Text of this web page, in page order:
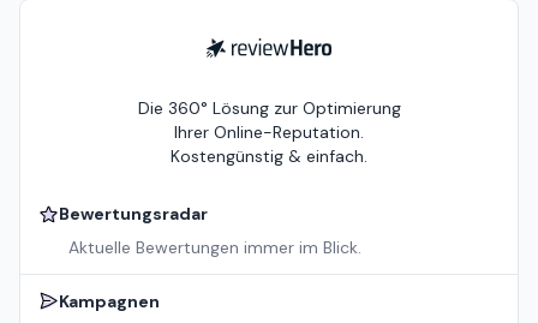
ReviewHero
Die 360° Lösung zur Optimierung
Ihrer Online-Reputation.
Kostengünstig & einfach.
Bewertungsradar
Aktuelle Bewertungen immer im Blick.
Kampagnen